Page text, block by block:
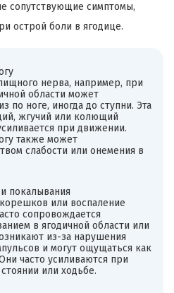
сопутствующие симптомы,
острой боли в ягодице.
нерва, например, при
области может
по ноге, иногда до ступни. Эта
жгучий или колющий
при движении.
также может
слабости или онемения в
покалывания
или воспаление
сопровождается
в ягодичной области или
из-за нарушения
и могут ощущаться как
часто усиливаются при
или ходьбе.